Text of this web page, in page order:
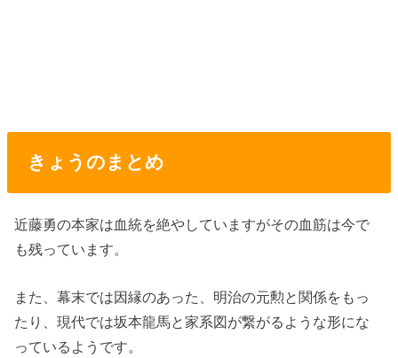
きょうのまとめ
近藤勇の本家は血統を絶やしていますがその血筋は今で
も残っています。
また、幕末では因縁のあった、明治の元勲と関係をもっ
たり、現代では坂本龍馬と家系図が繋がるような形にな
っているようです。